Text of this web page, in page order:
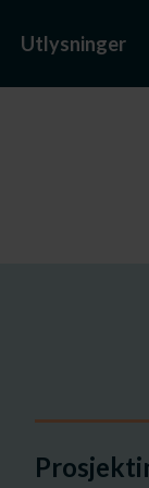
Utlysninger